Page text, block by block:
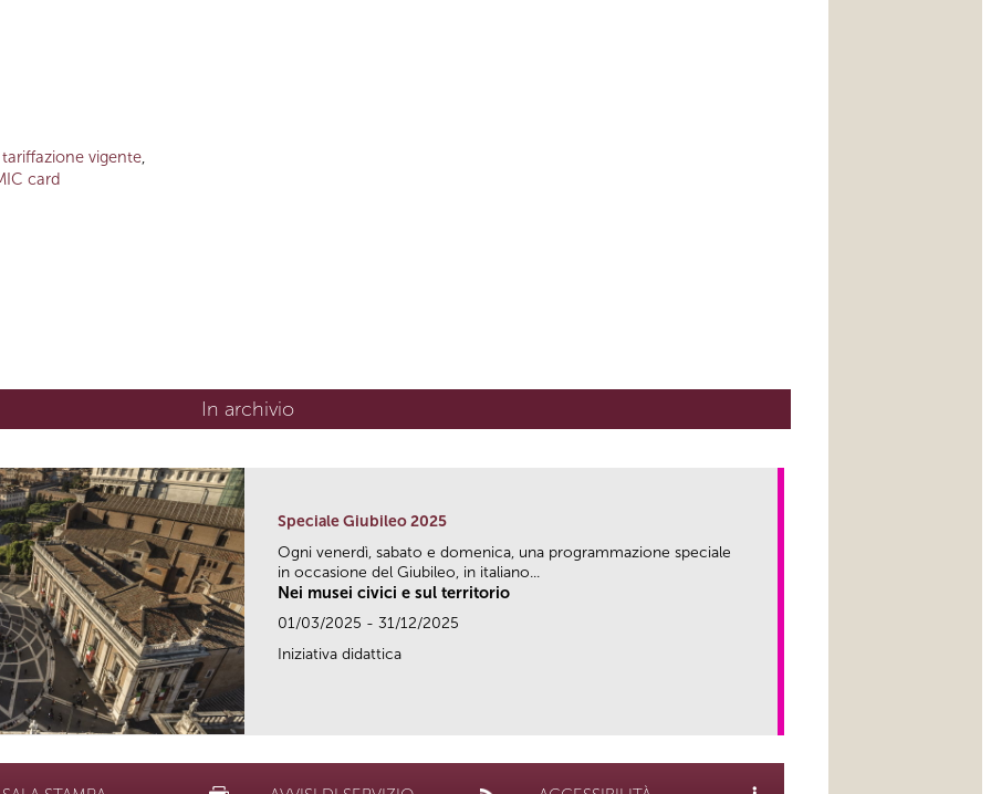
tariffazione vigente,
card
In archivio
Speciale Giubileo 2025
Ogni venerdì, sabato e domenica, una programmazione speciale
in occasione del Giubileo, in italiano...
Nei musei civici e sul territorio
01/03/2025 - 31/12/2025
Iniziativa didattica